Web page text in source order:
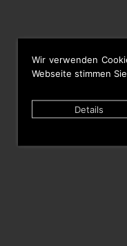
Wir verwenden
Webseite stimmen
Details